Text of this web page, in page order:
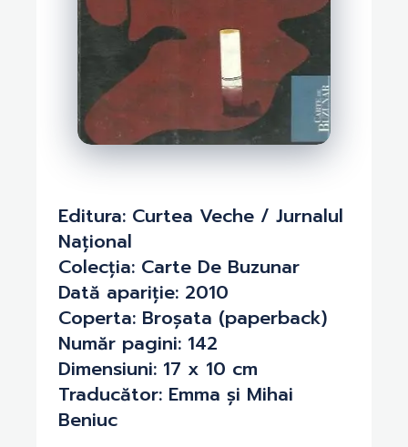
Editura: Curtea Veche / Jurnalul
Național
Colecția: Carte De Buzunar
Dată apariție: 2010
Coperta: Broșata (paperback)
Număr pagini: 142
Dimensiuni: 17 x 10 cm
Traducător: Emma și Mihai
Beniuc